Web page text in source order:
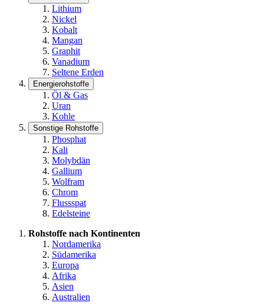
Lithium
Nickel
Kobalt
Mangan
Graphit
Vanadium
Seltene Erden
Energierohstoffe
Öl & Gas
Uran
Kohle
Sonstige Rohstoffe
Phosphat
Kali
Molybdän
Gallium
Wolfram
Chrom
Flussspat
Edelsteine
Rohstoffe nach Kontinenten
Nordamerika
Südamerika
Europa
Afrika
Asien
Australien